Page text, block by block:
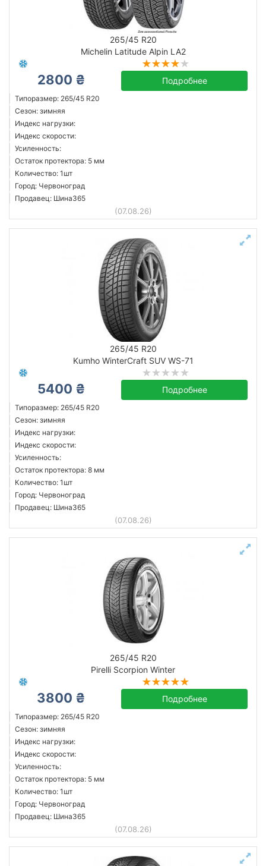
265/45 R20
Michelin Latitude Alpin LA2
2800 ₴ Подробнее
Типоразмер: 265/45 R20
Сезон: зимняя
Индекс нагрузки:
Индекс скорости:
Усиленность:
Остаток протектора: 5 мм
Количество: 1шт
Город: Червоноград
Продавец: Шина365
(07.08.26)
265/45 R20
Kumho WinterCraft SUV WS-71
5400 ₴ Подробнее
Типоразмер: 265/45 R20
Сезон: зимняя
Индекс нагрузки:
Индекс скорости:
Усиленность:
Остаток протектора: 8 мм
Количество: 1шт
Город: Червоноград
Продавец: Шина365
(07.08.26)
265/45 R20
Pirelli Scorpion Winter
3800 ₴ Подробнее
Типоразмер: 265/45 R20
Сезон: зимняя
Индекс нагрузки:
Индекс скорости:
Усиленность:
Остаток протектора: 5 мм
Количество: 1шт
Город: Червоноград
Продавец: Шина365
(07.08.26)